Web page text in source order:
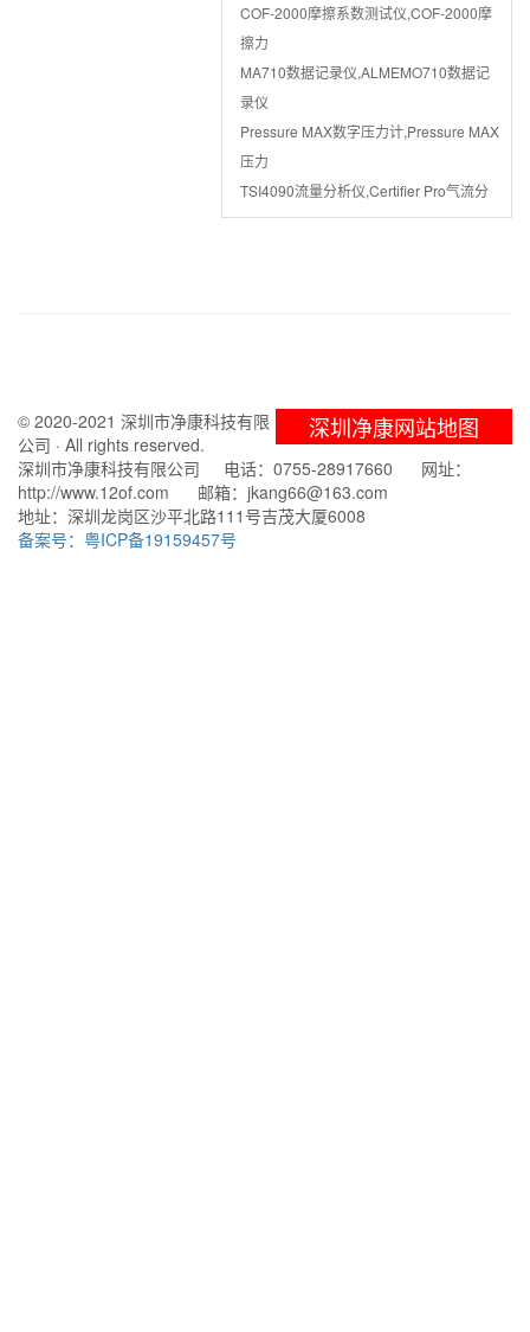
COF-2000摩擦系数测试仪,COF-2000摩
擦力
MA710数据记录仪,ALMEMO710数据记
录仪
Pressure MAX数字压力计,Pressure MAX
压力
TSI4090流量分析仪,Certifier Pro气流分
深圳净康网站地图
© 2020-2021 深圳市净康科技有限
公司 · All rights reserved.
深圳市净康科技有限公司 电话：0755-28917660 网址：
http://www.12of.com 邮箱：jkang66@163.com
地址：深圳龙岗区沙平北路111号吉茂大厦6008
备案号：粤ICP备19159457号